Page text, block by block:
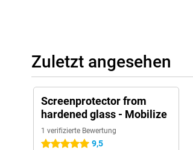
Zuletzt angesehen
Screenprotector from
hardened glass - Mobilize
1 verifizierte Bewertung
5 Sterne 9,5